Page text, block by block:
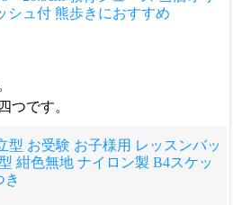
シュ付 熊歩きにおすすめ
つです。
型 お受験 お子様用 レッスンバッ
紺色無地 ナイロン製 B4スケッ
き